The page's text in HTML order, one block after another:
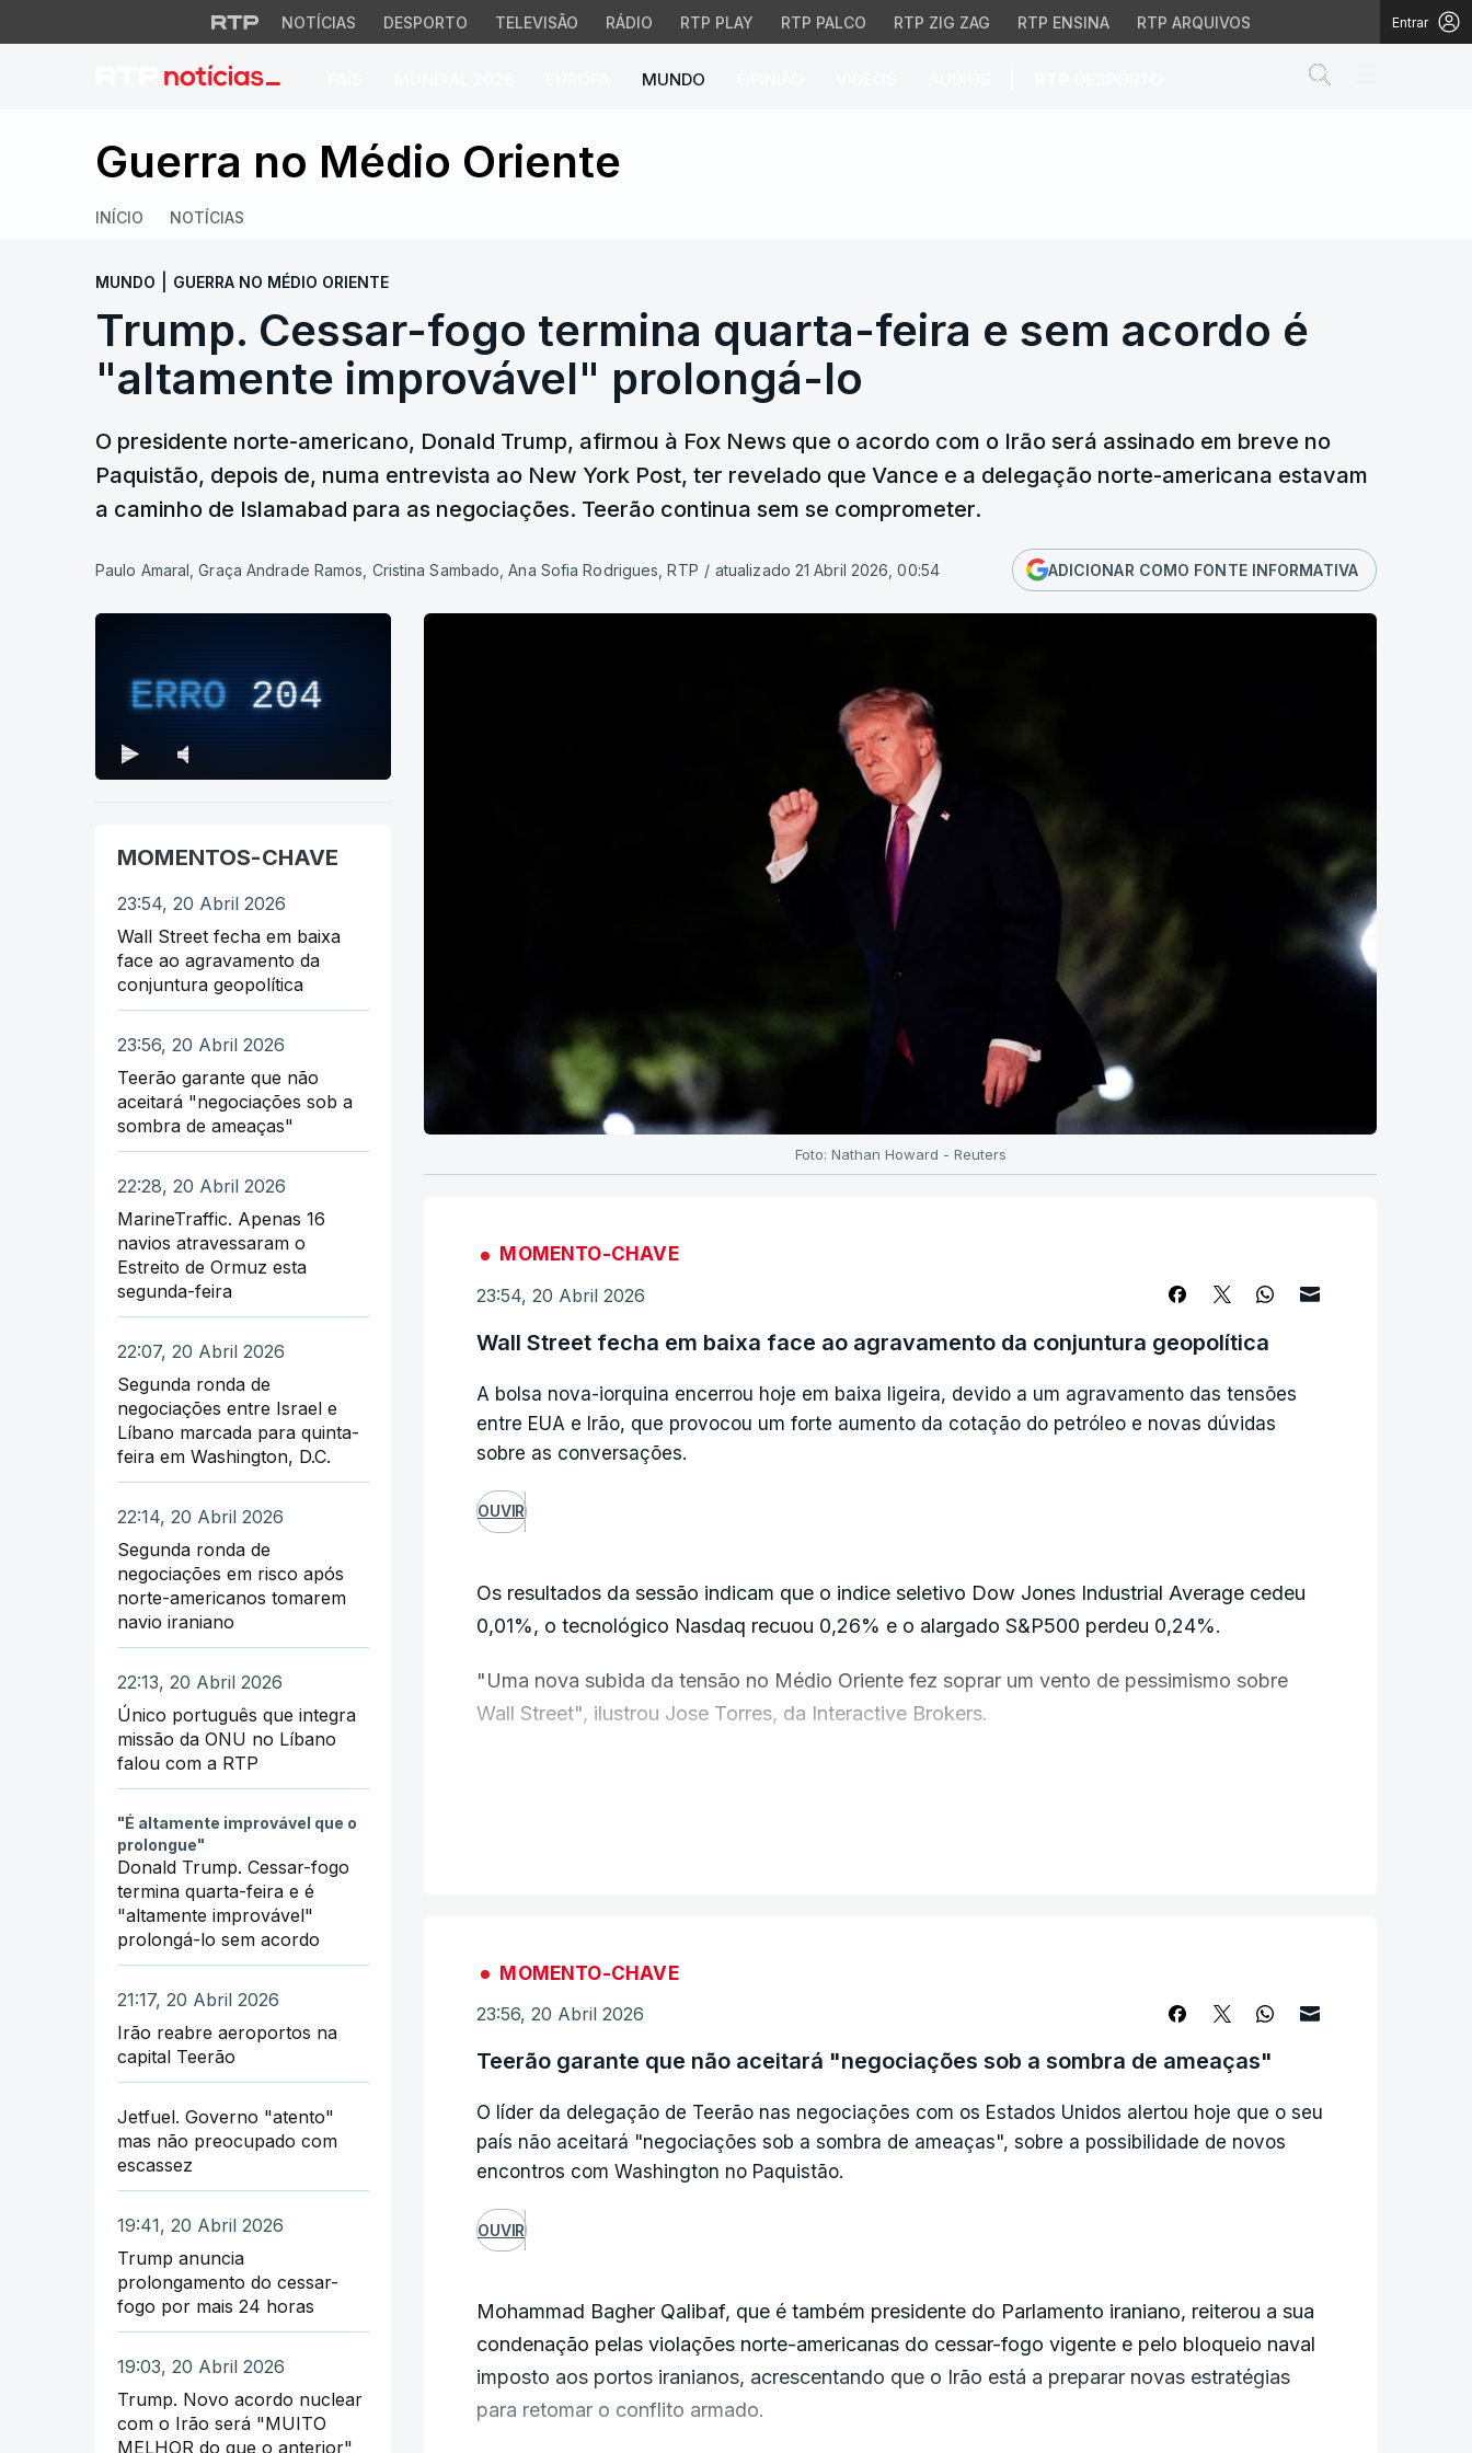
NOTÍCIAS DESPORTO TELEVISÃO RÁDIO RTP PLAY RTP PALCO RTP ZIG ZAG RTP ENSINA RTP ARQUIVOS Entrar
MUNDO
Trump. Cessar-fogo termina quarta-feira e sem acordo é
Guerra no Médio Oriente
INÍCIO NOTÍCIAS
MUNDO GUERRA NO MÉDIO ORIENTE
Trump. Cessar-fogo termina quarta-feira e sem acordo é
"altamente improvável" prolongá-lo
O presidente norte-americano, Donald Trump, afirmou à Fox News que o acordo com o Irão será assinado em breve no
Paquistão, depois de, numa entrevista ao New York Post, ter revelado que Vance e a delegação norte-americana estavam
a caminho de Islamabad para as negociações. Teerão continua sem se comprometer.
Paulo Amaral, Graça Andrade Ramos, Cristina Sambado, Ana Sofia Rodrigues, RTP / atualizado 21 Abril 2026, 00:54 ADICIONAR COMO FONTE INFORMATIVA
ERRO204
MOMENTOS-CHAVE
23:54, 20 Abril 2026
Wall Street fecha em baixa
face ao agravamento da
conjuntura geopolítica
23:56, 20 Abril 2026
Teerão garante que não
aceitará "negociações sob a
sombra de ameaças"
22:28, 20 Abril 2026
MarineTraffic. Apenas 16
navios atravessaram o
Estreito de Ormuz esta
segunda-feira
22:07, 20 Abril 2026
Segunda ronda de
negociações entre Israel e
Líbano marcada para quinta-
feira em Washington, D.C.
22:14, 20 Abril 2026
Segunda ronda de
negociações em risco após
norte-americanos tomarem
navio iraniano
22:13, 20 Abril 2026
Único português que integra
missão da ONU no Líbano
falou com a RTP
"É altamente improvável que o
prolongue"
Donald Trump. Cessar-fogo
termina quarta-feira e é
"altamente improvável"
prolongá-lo sem acordo
21:17, 20 Abril 2026
Irão reabre aeroportos na
capital Teerão
Jetfuel. Governo "atento"
mas não preocupado com
escassez
19:41, 20 Abril 2026
Trump anuncia
prolongamento do cessar-
fogo por mais 24 horas
19:03, 20 Abril 2026
Trump. Novo acordo nuclear
com o Irão será "MUITO
MELHOR do que o anterior"
Foto: Nathan Howard - Reuters
MOMENTO-CHAVE
23:54, 20 Abril 2026
Wall Street fecha em baixa face ao agravamento da conjuntura geopolítica
A bolsa nova-iorquina encerrou hoje em baixa ligeira, devido a um agravamento das tensões
entre EUA e Irão, que provocou um forte aumento da cotação do petróleo e novas dúvidas
sobre as conversações.
OUVIR
Os resultados da sessão indicam que o indice seletivo Dow Jones Industrial Average cedeu
0,01%, o tecnológico Nasdaq recuou 0,26% e o alargado S&P500 perdeu 0,24%.
"Uma nova subida da tensão no Médio Oriente fez soprar um vento de pessimismo sobre
Wall Street", ilustrou Jose Torres, da Interactive Brokers.
fortemente depois da acentuada queda de sexta-feira.
No que lhes respeita, os índices bolsistas terminaram uma série positiva, que se traduziu em
vários recordes consecutivos.
"Os investidores estão desconfiados quanto à hipótese de um acordo iminente, apenas
porque já se ouviu muita coisa e o seu contrário sobre este assunto", disse Jack Ablin, da
Cresset, em declarações à AFP.
Uma delegação dos EUA vai partir "em breve" para o Paquistão, para discussões com o
Quando s aproxima o fim do cessar-fogo entre Israel/EUA e Irão, Teerão continua a alimentar
a dúvida sobre a sua presença em novas negociações.
Estas incertezas, porém, não estão a levar os investidores a abandonarem a praça bolsista
MOMENTO-CHAVE
23:56, 20 Abril 2026
Teerão garante que não aceitará "negociações sob a sombra de ameaças"
O líder da delegação de Teerão nas negociações com os Estados Unidos alertou hoje que o seu
país não aceitará "negociações sob a sombra de ameaças", sobre a possibilidade de novos
encontros com Washington no Paquistão.
OUVIR
Mohammad Bagher Qalibaf, que é também presidente do Parlamento iraniano, reiterou a sua
condenação pelas violações norte-americanas do cessar-fogo vigente e pelo bloqueio naval
imposto aos portos iranianos, acrescentando que o Irão está a preparar novas estratégias
para retomar o conflito armado.